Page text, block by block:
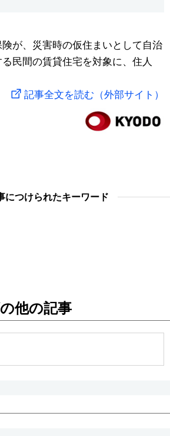
公式SNS
が、災害時の仮住まいとして自治
民間の賃貸住宅を対象に、住人
記事全文を読む（外部サイト）
につけられたキーワード
他の記事